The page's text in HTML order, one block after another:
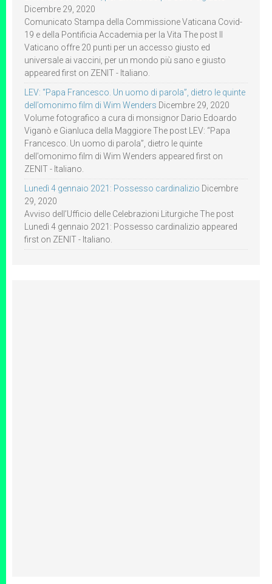
Dicembre 29, 2020
Comunicato Stampa della Commissione Vaticana Covid-
19 e della Pontificia Accademia per la Vita The post Il
Vaticano offre 20 punti per un accesso giusto ed
universale ai vaccini, per un mondo più sano e giusto
appeared first on ZENIT - Italiano.
LEV: “Papa Francesco. Un uomo di parola”, dietro le quinte
dell’omonimo film di Wim Wenders Dicembre 29, 2020
Volume fotografico a cura di monsignor Dario Edoardo
Viganò e Gianluca della Maggiore The post LEV: “Papa
Francesco. Un uomo di parola”, dietro le quinte
dell’omonimo film di Wim Wenders appeared first on
ZENIT - Italiano.
Lunedì 4 gennaio 2021: Possesso cardinalizio Dicembre
29, 2020
Avviso dell’Ufficio delle Celebrazioni Liturgiche The post
Lunedì 4 gennaio 2021: Possesso cardinalizio appeared
first on ZENIT - Italiano.